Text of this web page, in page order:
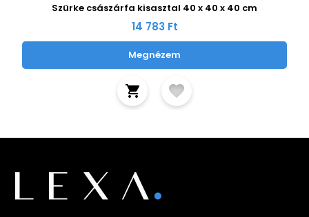
Szürke császárfa kisasztal 40 x 40 x 40 cm
14 783 Ft
Megnézem